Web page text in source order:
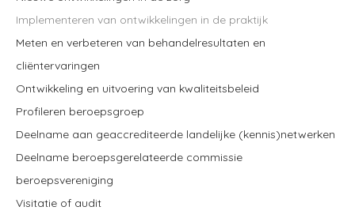
Implementeren van ontwikkelingen in de praktijk
Meten en verbeteren van behandelresultaten en
cliëntervaringen
Ontwikkeling en uitvoering van kwaliteitsbeleid
Profileren beroepsgroep
Deelname aan geaccrediteerde landelijke (kennis)netwerken
Deelname beroepsgerelateerde commissie
beroepsvereniging
Visitatie of audit